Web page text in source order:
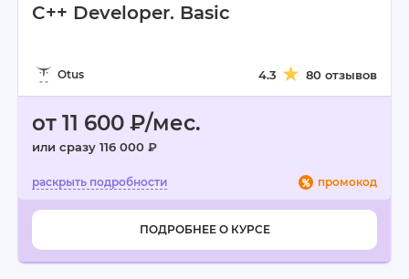
C++ Developer. Basic
Otus 4.3 80 отзывов
от 11 600 ₽/мес.
или сразу 116 000 ₽
промокод
ПОДРОБНЕЕ О КУРСЕ